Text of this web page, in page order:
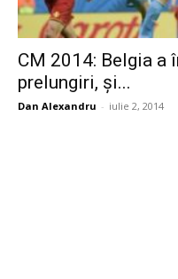
CM 2014: Belgia a
prelungiri, și...
Dan Alexandru - iulie 2, 2014